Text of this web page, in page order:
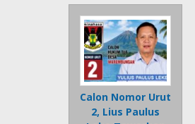
Calon Nomor Urut
2, Lius Paulus